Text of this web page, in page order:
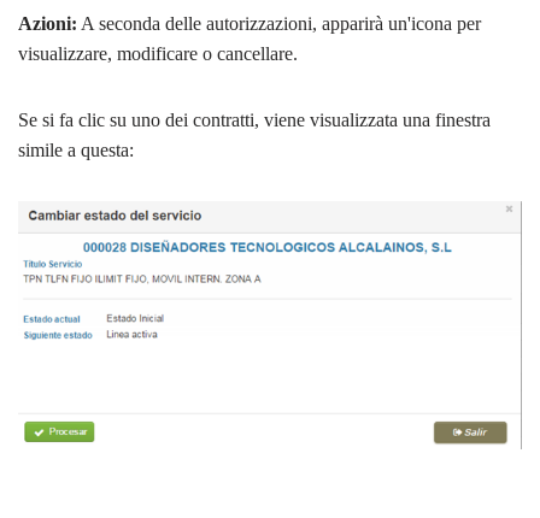
Azioni: A seconda delle autorizzazioni, apparirà un'icona per
visualizzare, modificare o cancellare.
Se si fa clic su uno dei contratti, viene visualizzata una finestra
simile a questa: